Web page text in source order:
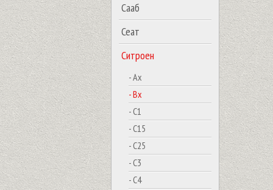
Сааб
Сеат
Ситроен
- Ax
- Bx
- C1
- C15
- C25
- C3
- C4